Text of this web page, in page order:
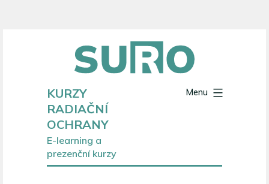
obsahu
KURZY
RADIAČNÍ
OCHRANY
E-learning a
prezenční kurzy
Menu